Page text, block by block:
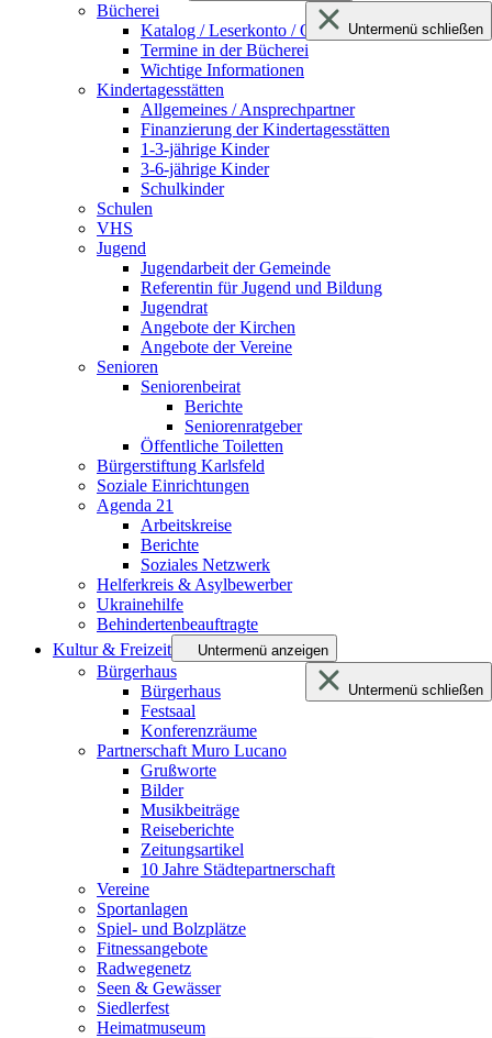
Untermenü schließen
Bücherei
Katalog / Leserkonto / Onleihe netBIB24
Termine in der Bücherei
Wichtige Informationen
Kindertagesstätten
Allgemeines / Ansprechpartner
Finanzierung der Kindertagesstätten
1-3-jährige Kinder
3-6-jährige Kinder
Schulkinder
Schulen
VHS
Jugend
Jugendarbeit der Gemeinde
Referentin für Jugend und Bildung
Jugendrat
Angebote der Kirchen
Angebote der Vereine
Senioren
Seniorenbeirat
Berichte
Seniorenratgeber
Öffentliche Toiletten
Bürgerstiftung Karlsfeld
Soziale Einrichtungen
Agenda 21
Arbeitskreise
Berichte
Soziales Netzwerk
Helferkreis & Asylbewerber
Ukrainehilfe
Behindertenbeauftragte
Kultur & Freizeit
Untermenü anzeigen
Untermenü schließen
Bürgerhaus
Bürgerhaus
Festsaal
Konferenzräume
Partnerschaft Muro Lucano
Grußworte
Bilder
Musikbeiträge
Reiseberichte
Zeitungsartikel
10 Jahre Städtepartnerschaft
Vereine
Sportanlagen
Spiel- und Bolzplätze
Fitnessangebote
Radwegenetz
Seen & Gewässer
Siedlerfest
Heimatmuseum